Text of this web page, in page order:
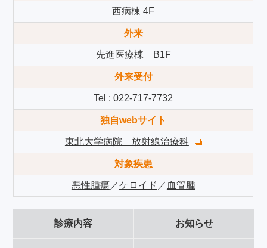
西病棟 4F
外来
先進医療棟 B1F
外来受付
Tel : 022-717-7732
独自webサイト
東北大学病院 放射線治療科
対象疾患
悪性腫瘍／ケロイド ／ 血管腫
診療内容 お知らせ